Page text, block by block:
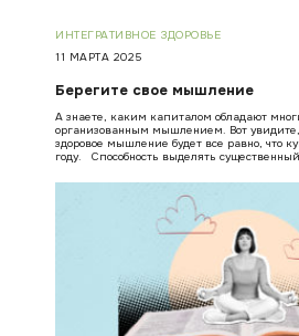
ИНТЕГРАТИВНОЕ ЗДОРОВЬЕ
11 МАРТА 2025
Берегите свое мышление
А знаете, каким капиталом обладают
организованным мышлением. Вот
здоровое мышление будет все равно, что
году. Способность выделять